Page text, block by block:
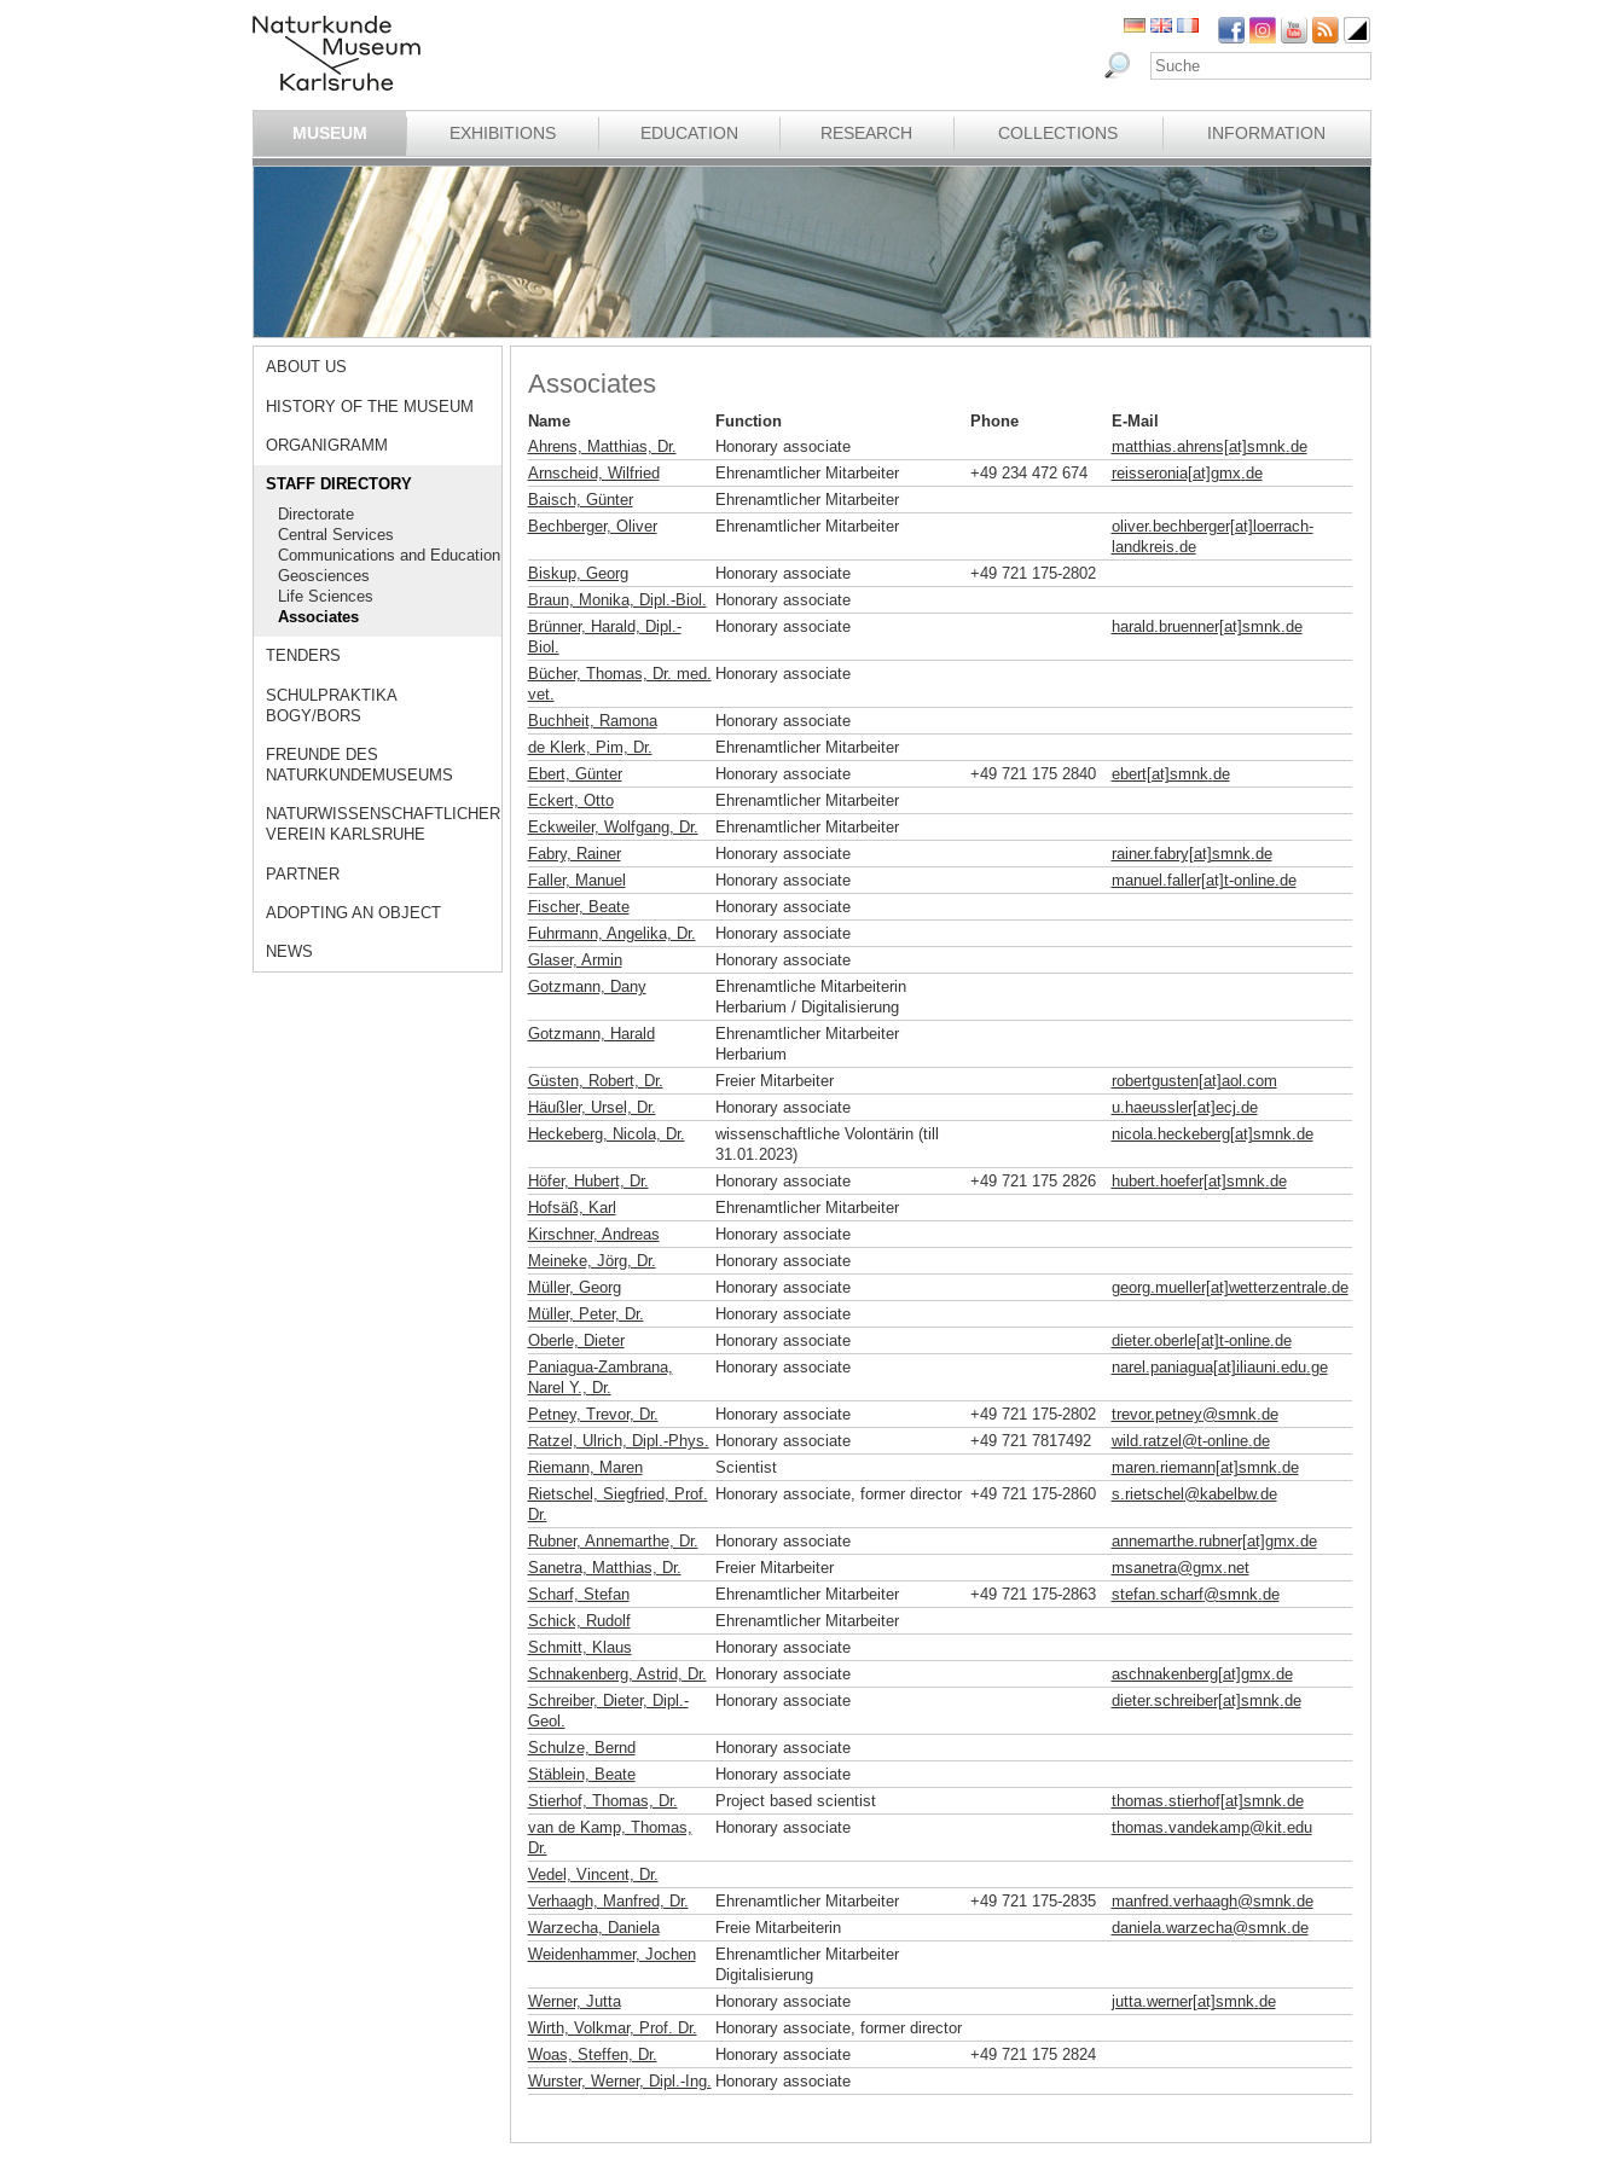
MUSEUM EXHIBITIONS EDUCATION RESEARCH COLLECTIONS INFORMATION
ABOUT US
HISTORY OF THE MUSEUM
ORGANIGRAMM
STAFF DIRECTORY
Directorate
Central Services
Communications and Education
Geosciences
Life Sciences
Associates
TENDERS
SCHULPRAKTIKA
BOGY/BORS
FREUNDE DES
NATURKUNDEMUSEUMS
NATURWISSENSCHAFTLICHER
VEREIN KARLSRUHE
PARTNER
ADOPTING AN OBJECT
NEWS
Associates
Name Function Phone
E-Mail
Ahrens, Matthias, Dr.
Honorary associate matthias.ahrens[at]smnk.de
Arnscheid, Wilfried
Ehrenamtlicher Mitarbeiter +49 234 472 674 reisseronia[at]gmx.de
Baisch, Günter
Ehrenamtlicher Mitarbeiter
Bechberger, Oliver
Ehrenamtlicher Mitarbeiter
oliver.bechberger[at]loerrach-
landkreis.de
Biskup, Georg
Honorary associate
+49 721 175-2802
Braun, Monika, Dipl.-Biol.
Honorary associate
Brünner, Harald, Dipl.-
Biol.
Honorary associate harald.bruenner[at]smnk.de
Bücher, Thomas, Dr. med.
vet.
Honorary associate
Buchheit, Ramona
Honorary associate
de Klerk, Pim, Dr.
Ehrenamtlicher Mitarbeiter
Ebert, Günter
Honorary associate +49 721 175 2840 ebert[at]smnk.de
Eckert, Otto
Ehrenamtlicher Mitarbeiter
Eckweiler, Wolfgang, Dr.
Ehrenamtlicher Mitarbeiter
Fabry, Rainer
Honorary associate rainer.fabry[at]smnk.de
Faller, Manuel
Honorary associate manuel.faller[at]t-online.de
Fischer, Beate
Honorary associate
Fuhrmann, Angelika, Dr.
Honorary associate
Glaser, Armin
Honorary associate
Gotzmann, Dany
Ehrenamtliche Mitarbeiterin
Herbarium / Digitalisierung
Gotzmann, Harald
Ehrenamtlicher Mitarbeiter
Herbarium
Güsten, Robert, Dr.
Freier Mitarbeiter robertgusten[at]aol .com
Häußler, Ursel, Dr.
Honorary associate u.haeussler[at]ecj.de
Heckeberg, Nicola, Dr.
wissenschaftliche Volontärin (till
31.01.2023)
nicola.heckeberg[at]smnk.de
Höfer, Hubert, Dr. Honorary associate +49 721 175 2826 hubert.hoefer[at]smnk.de
Hofsäß, Karl
Ehrenamtlicher Mitarbeiter
Kirschner, Andreas
Honorary associate
Meineke, Jörg, Dr.
Honorary associate
Müller, Georg
Honorary associate georg.mueller[at]wetterzentrale.de
Müller, Peter, Dr.
Honorary associate
Oberle, Dieter
Honorary associate dieter.oberle[at]t-online.de
Paniagua-Zambrana,
Narel Y., Dr.
Honorary associate narel.paniagua[at]iliauni.edu.ge
Petney, Trevor, Dr. Honorary associate +49 721 175-2802 trevor.petney@smnk.de
Ratzel, Ulrich, Dipl.-Phys. Honorary associate +49 721 7817492 wild.ratzel @t-online.de
Riemann, Maren
Scientist maren.riemann[at]smnk.de
Rietschel, Siegfried, Prof.
Dr.
Honorary associate, former director +49 721 175-2860 s.rietschel @ kabelbw.de
Rubner, Annemarthe, Dr. Honorary associate annemarthe.rubner[at]gmx.de
Sanetra, Matthias, Dr.
Freier Mitarbeiter msanetra@gmx.net
Scharf, Stefan
Ehrenamtlicher Mitarbeiter +49 721 175-2863 stefan.scharf@smnk.de
Schick, Rudolf
Ehrenamtlicher Mitarbeiter
Schmitt, Klaus
Honorary associate
Schnakenberg, Astrid, Dr.
Honorary associate aschnakenberg[at]gmx.de
Schreiber, Dieter, Dipl.-
Geol.
Honorary associate dieter.schreiber[at]smnk.de
Schulze, Bernd
Honorary associate
Stäblein, Beate
Honorary associate
Stierhof, Thomas, Dr.
Project based scientist thomas.stierhof[at]smnk.de
van de Kamp, Thomas,
Dr.
Honorary associate thomas.vandekamp@ kit.edu
Vedel, Vincent, Dr.
Verhaagh, Manfred, Dr.
Ehrenamtlicher Mitarbeiter +49 721 175-2835 manfred.verhaagh@smnk.de
Warzecha, Daniela
Freie Mitarbeiterin daniela.warzecha@smnk.de
Weidenhammer, Jochen
Ehrenamtlicher Mitarbeiter
Digitalisierung
Werner, Jutta
Honorary associate jutta.werner[at]smnk.de
Wirth, Volkmar, Prof. Dr.
Honorary associate, former director
Woas, Steffen, Dr.
Honorary associate
+49 721 175 2824
Wurster, Werner, Dipl.-Ing. Honorary associate